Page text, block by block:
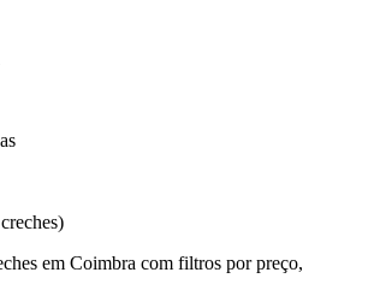
em Coimbra com filtros por preço,